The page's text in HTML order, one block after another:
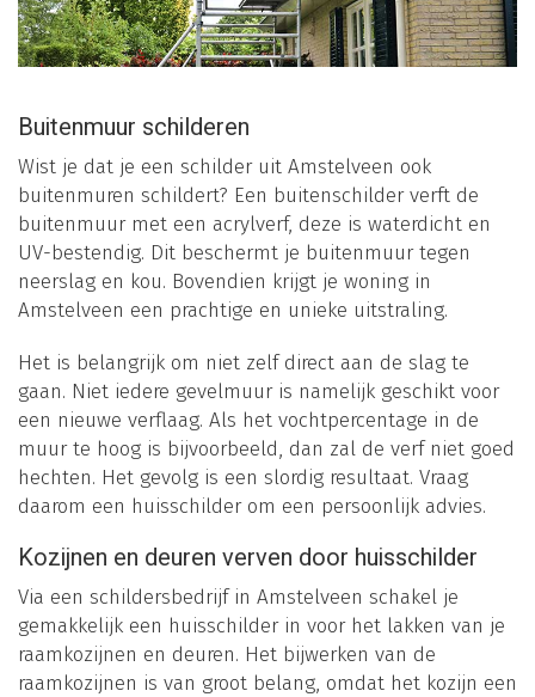
Buitenmuur schilderen
Wist je dat je een schilder uit Amstelveen ook
buitenmuren schildert? Een buitenschilder verft de
buitenmuur met een acrylverf, deze is waterdicht en
UV-bestendig. Dit beschermt je buitenmuur tegen
neerslag en kou. Bovendien krijgt je woning in
Amstelveen een prachtige en unieke uitstraling.
Het is belangrijk om niet zelf direct aan de slag te
gaan. Niet iedere gevelmuur is namelijk geschikt voor
een nieuwe verflaag. Als het vochtpercentage in de
muur te hoog is bijvoorbeeld, dan zal de verf niet goed
hechten. Het gevolg is een slordig resultaat. Vraag
daarom een huisschilder om een persoonlijk advies.
Kozijnen en deuren verven door huisschilder
Via een schildersbedrijf in Amstelveen schakel je
gemakkelijk een huisschilder in voor het lakken van je
raamkozijnen en deuren. Het bijwerken van de
raamkozijnen is van groot belang, omdat het kozijn een